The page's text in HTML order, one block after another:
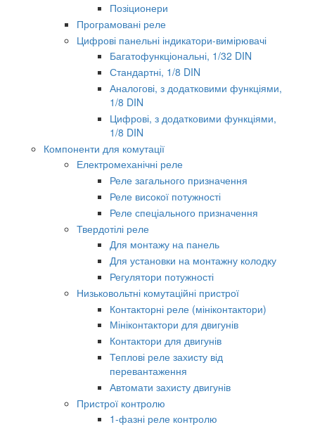
Позіционери
Програмовані реле
Цифрові панельні індикатори-вимірювачі
Багатофункціональні, 1/32 DIN
Стандартні, 1/8 DIN
Аналогові, з додатковими функціями,
1/8 DIN
Цифрові, з додатковими функціями,
1/8 DIN
Компоненти для комутації
Електромеханічні реле
Реле загального призначення
Реле високої потужності
Реле спеціального призначення
Твердотілі реле
Для монтажу на панель
Для установки на монтажну колодку
Регулятори потужності
Низьковольтні комутаційні пристрої
Контакторні реле (мініконтактори)
Мініконтактори для двигунів
Контактори для двигунів
Теплові реле захисту від
перевантаження
Автомати захисту двигунів
Пристрої контролю
1-фазні реле контролю